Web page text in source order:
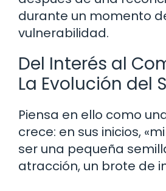
durante un momento
vulnerabilidad.
Del Interés al
La Evolución del
Piensa en ello como
crece: en sus inicios,
ser una pequeña
atracción, un brote de